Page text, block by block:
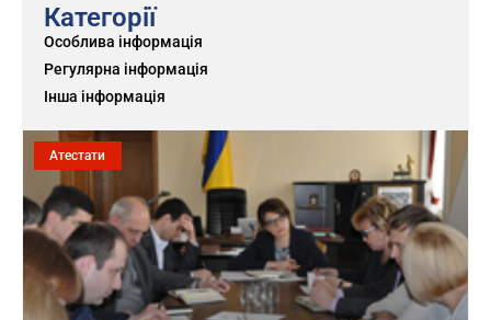
Категорії
Особлива інформація
Регулярна інформація
Інша інформація
Атестати